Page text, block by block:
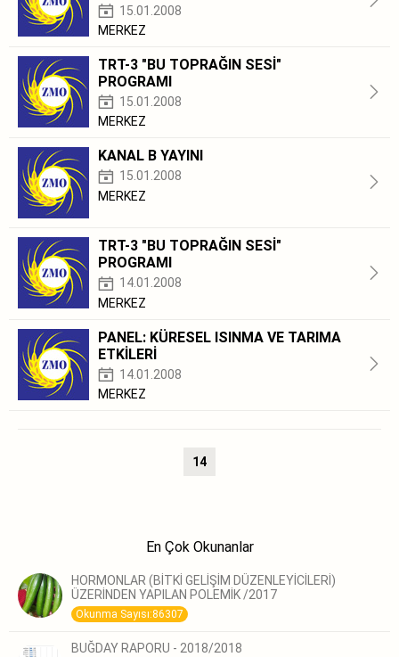
15.01.2008
MERKEZ
TRT-3 "BU TOPRAĞIN SESİ"
PROGRAMI
15.01.2008
MERKEZ
KANAL B YAYINI
15.01.2008
MERKEZ
TRT-3 "BU TOPRAĞIN SESİ"
PROGRAMI
14.01.2008
MERKEZ
PANEL: KÜRESEL ISINMA VE TARIMA
ETKİLERİ
14.01.2008
MERKEZ
14
En Çok Okunanlar
HORMONLAR (BİTKİ GELİŞİM DÜZENLEYİCİLERİ)
ÜZERİNDEN YAPILAN POLEMİK /2017
Okunma Sayısı:86307
BUĞDAY RAPORU - 2018/2018